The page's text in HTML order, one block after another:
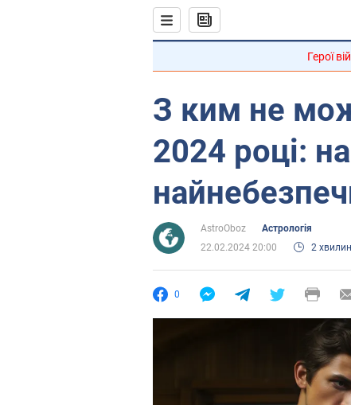
Герої
З ким не
2024 році:
AstroOboz
Астрологія
22.02.2024 20:00
2
0